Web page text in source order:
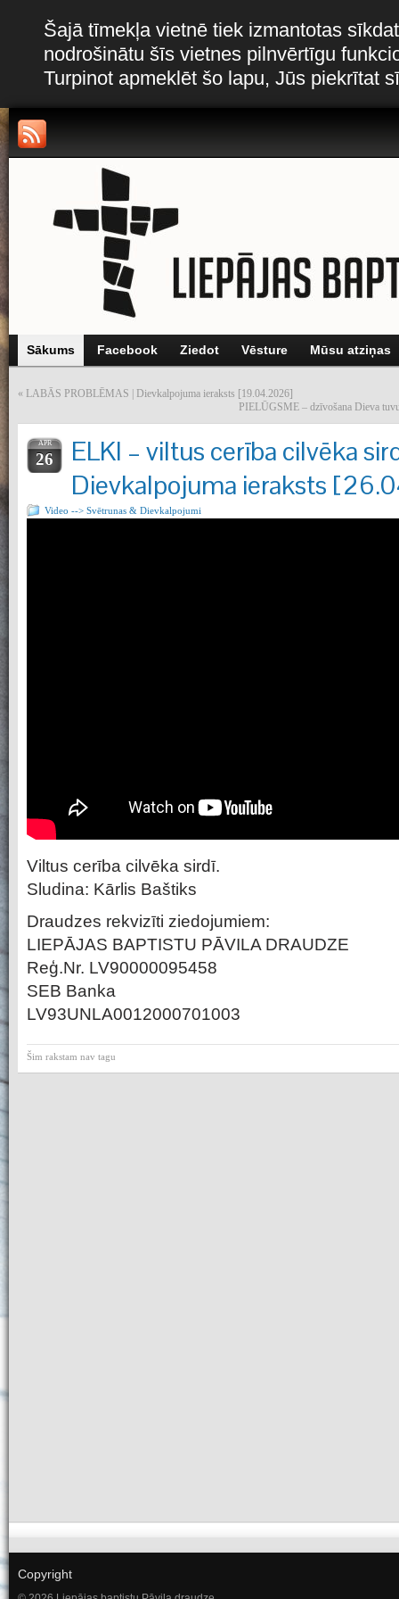
Šajā tīmekļa vietnē tiek izmantotas
nodrošinātu šīs vietnes pilnvērtīgu
Turpinot apmeklēt šo lapu, Jūs piekrītat
Sākums Facebook Ziedot Vēsture Mūsu atziņas
« LABĀS PROBLĒMAS | Dievkalpojuma ieraksts [19.04.2026]
PIELŪGSME – dzīvošana Dieva
APR
26
ELKI – viltus cerība cilvēka
Dievkalpojuma ieraksts
Video --> Svētrunas & Dievkalpojumi
Viltus cerība cilvēka sirdī.
Sludina: Kārlis Baštiks
Draudzes rekvizīti ziedojumiem:
LIEPĀJAS BAPTISTU PĀVILA DRAUDZE
Reģ.Nr. LV90000095458
SEB Banka
LV93UNLA0012000701003
Šim rakstam nav tagu
Copyright